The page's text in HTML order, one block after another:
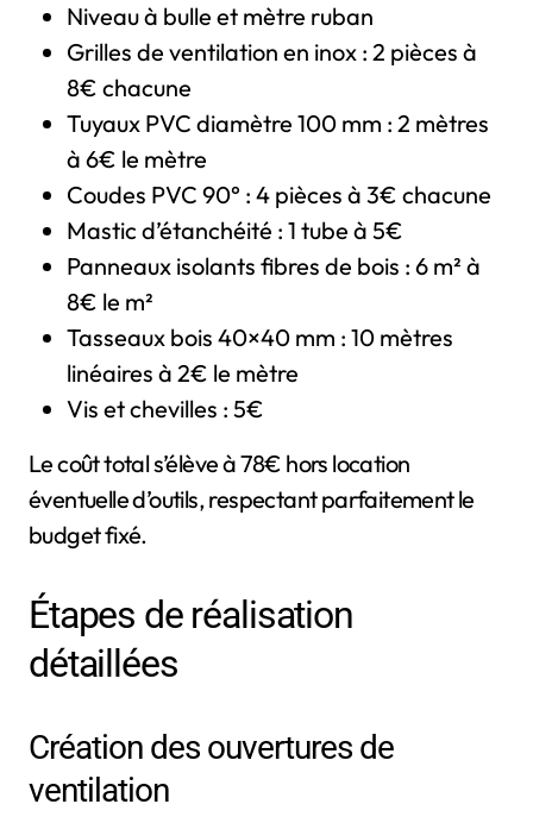
Niveau à bulle et mètre ruban
Grilles de ventilation en inox : 2 pièces à
8€ chacune
Tuyaux PVC diamètre 100 mm : 2 mètres
à 6€ le mètre
Coudes PVC 90° : 4 pièces à 3€ chacune
Mastic d’étanchéité : 1 tube à 5€
Panneaux isolants fibres de bois : 6 m² à
8€ le m²
Tasseaux bois 40×40 mm : 10 mètres
linéaires à 2€ le mètre
Vis et chevilles : 5€
Le coût total s’élève à 78€ hors location
éventuelle d’outils, respectant parfaitement le
budget fixé.
Étapes de réalisation
détaillées
Création des ouvertures de
ventilation